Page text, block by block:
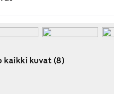
kaikki kuvat (8)